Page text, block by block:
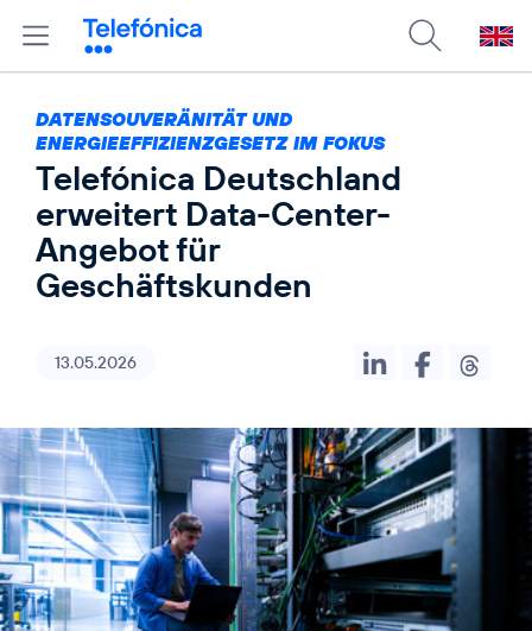
DATENSOUVERÄNITÄT UND
ENERGIEEFFIZIENZGESETZ IM FOKUS
Telefónica Deutschland
erweitert Data-Center-
Angebot für
Geschäftskunden
13.05.2026